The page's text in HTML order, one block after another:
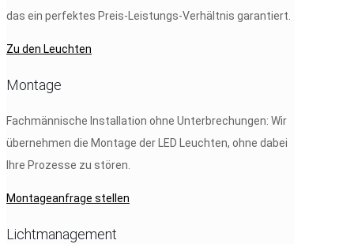
das ein perfektes Preis-Leistungs-Verhältnis garantiert.
Zu den Leuchten
Montage
Fachmännische Installation ohne Unterbrechungen: Wir
übernehmen die Montage der LED Leuchten, ohne dabei
Ihre Prozesse zu stören.
Montageanfrage stellen
Lichtmanagement